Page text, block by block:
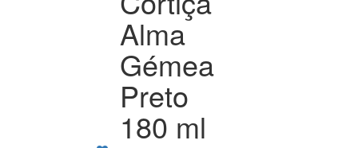
Alma
Gémea
Preto
180 ml